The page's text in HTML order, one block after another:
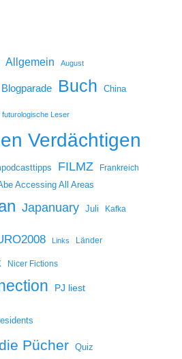
Allgemein August
Blogparade Buch China
futurologische Leser
Verdächtigen
FILMZ
Frankreich
Accessing All Areas
Japanuary Juli Kafka
Links Länder
Nicer Fictions
PJ liest
Pücher Quiz